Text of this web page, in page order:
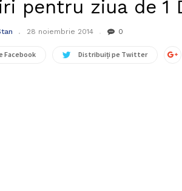
pentru ziua de 1
28 noiembrie 2014 0
Facebook Distribuiți pe Twitter